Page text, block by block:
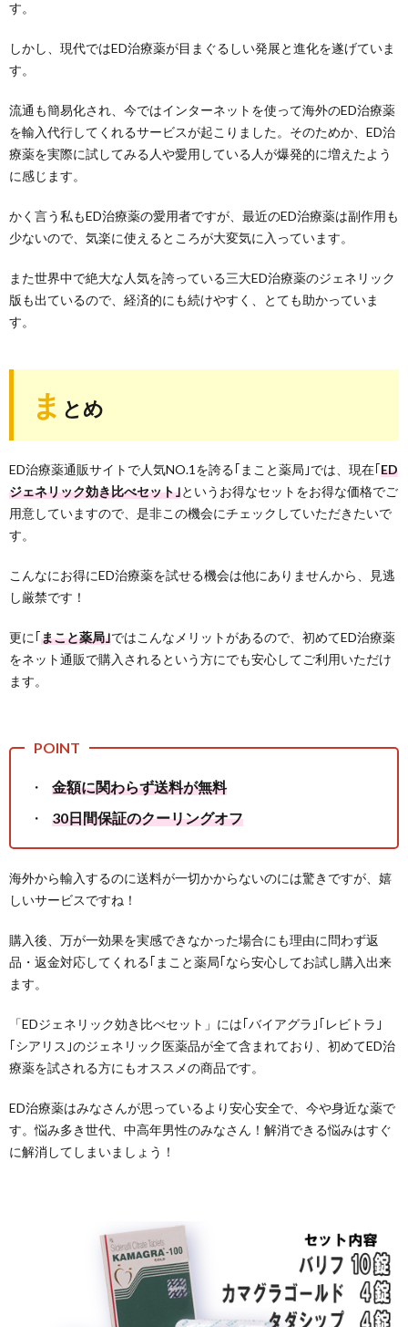
す。
しかし、現代ではED治療薬が目まぐるしい発展と進化を遂げていま
す。
流通も簡易化され、今ではインターネットを使って海外のED治療薬
を輸入代行してくれるサービスが起こりました。そのためか、ED治
療薬を実際に試してみる人や愛用している人が爆発的に増えたよう
に感じます。
かく言う私もED治療薬の愛用者ですが、最近のED治療薬は副作用も
少ないので、気楽に使えるところが大変気に入っています。
また世界中で絶大な人気を誇っている三大ED治療薬のジェネリック
版も出ているので、経済的にも続けやすく、とても助かっていま
す。
ま とめ
ED治療薬通販サイトで人気NO.1を誇る｢まこと薬局｣では、現在｢ED
ジェネリック効き比べセット｣というお得なセットをお得な価格でご
用意していますので、是非この機会にチェックしていただきたいで
す。
こんなにお得にED治療薬を試せる機会は他にありませんから、見逃
し厳禁です！
更に｢まこと薬局｣ではこんなメリットがあるので、初めてED治療薬
をネット通販で購入されるという方にでも安心してご利用いただけ
ます。
金額に関わらず送料が無料
30日間保証のクーリングオフ
海外から輸入するのに送料が一切かからないのには驚きですが、嬉
しいサービスですね！
購入後、万が一効果を実感できなかった場合にも理由に問わず返
品・返金対応してくれる｢まこと薬局｢なら安心してお試し購入出来
ます。
「EDジェネリック効き比べセット」には｢バイアグラ｣｢レビトラ｣
｢シアリス｣のジェネリック医薬品が全て含まれており、初めてED治
療薬を試される方にもオススメの商品です。
ED治療薬はみなさんが思っているより安心安全で、今や身近な薬で
す。悩み多き世代、中高年男性のみなさん！解消できる悩みはすぐ
に解消してしまいましょう！